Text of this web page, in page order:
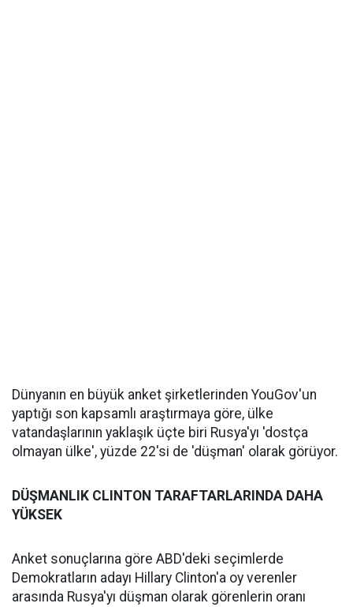
Dünyanın en büyük anket şirketlerinden YouGov'un
yaptığı son kapsamlı araştırmaya göre, ülke
vatandaşlarının yaklaşık üçte biri Rusya'yı 'dostça
olmayan ülke', yüzde 22'si de 'düşman' olarak görüyor.
DÜŞMANLIK CLINTON TARAFTARLARINDA DAHA
YÜKSEK
Anket sonuçlarına göre ABD'deki seçimlerde
Demokratların adayı Hillary Clinton'a oy verenler
arasında Rusya'yı düşman olarak görenlerin oranı